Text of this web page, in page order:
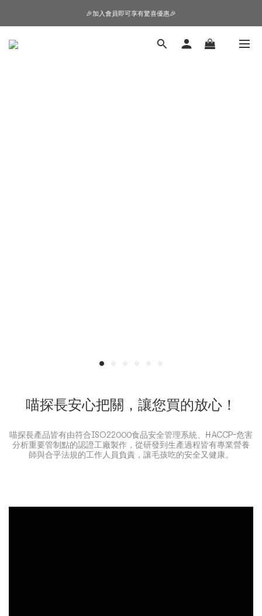
🎉加入會員即可享有驚喜優惠🎉
🎉加入會員即可享有驚喜優惠🎉
購物車超狂加價購，等你來+1
喵探長安心把關，讓您買的放心！
喵探長產品皆有由符合ISO22000食品安全管理系統、HACCP-危害
分析重要管制點的認證工廠製作，從研發到生產過程皆有專業營養
師與合乎法規的工作人員負責，讓毛孩吃的安全又健康。